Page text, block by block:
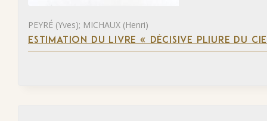
PEYRÉ (Yves); MICHAUX (Henri)
ESTIMATION DU LIVRE « DÉCISIVE PLIURE DU